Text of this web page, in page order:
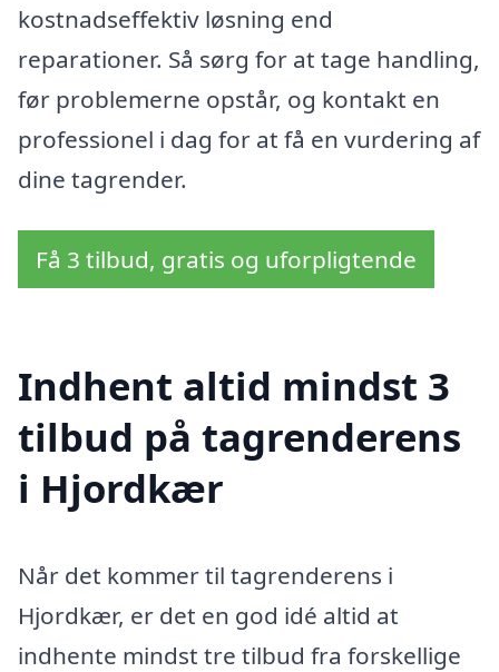
kostnadseffektiv løsning end
reparationer. Så sørg for at tage handling,
før problemerne opstår, og kontakt en
professionel i dag for at få en vurdering af
dine tagrender.
Få 3 tilbud, gratis og uforpligtende
Indhent altid mindst 3
tilbud på tagrenderens
i Hjordkær
Når det kommer til tagrenderens i
Hjordkær, er det en god idé altid at
indhente mindst tre tilbud fra forskellige